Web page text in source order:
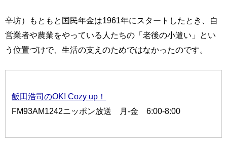
辛坊）もともと国民年金は1961年にスタートしたとき、自
営業者や農業をやっている人たちの「老後の小遣い」とい
う位置づけで、生活の支えのためではなかったのです。
飯田浩司のOK! Cozy up！
FM93AM1242ニッポン放送 月-金 6:00-8:00